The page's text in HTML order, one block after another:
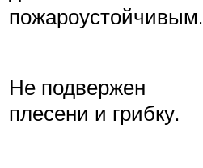
пожароустойчивым.
Не подвержен
плесени и грибку.